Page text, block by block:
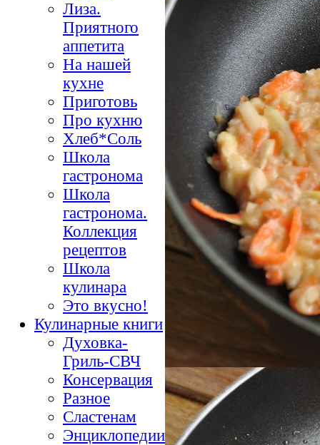
Лиза.
Приятного
аппетита
На нашей
кухне
Приготовь
Про кухню
Хлеб*Соль
Школа
гастронома
Школа
гастронома.
Коллекция
рецептов
Школа
кулинара
Это вкусно!
Кулинарные книги
Духовка-
Гриль-СВЧ
Консервация
Разное
Сластенам
Энциклопедии